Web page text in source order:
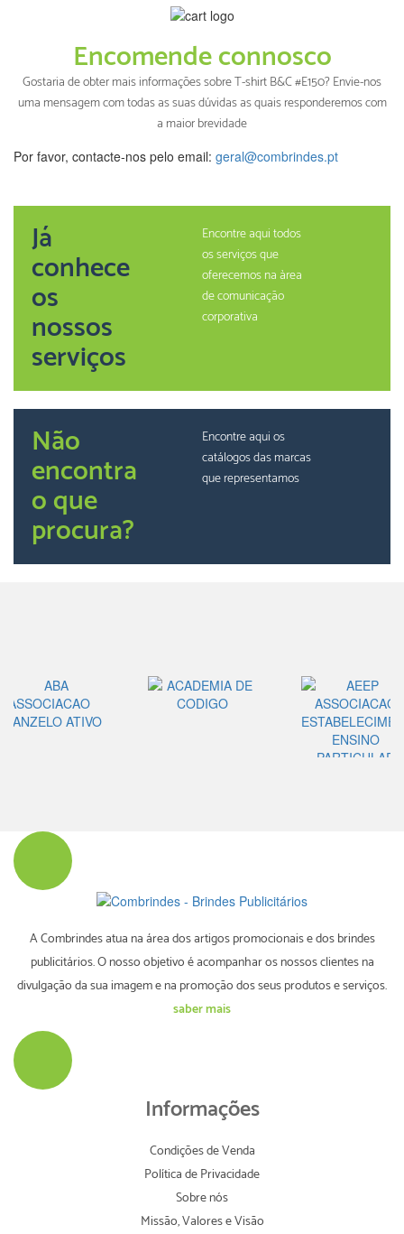
Encomende connosco
Gostaria de obter mais informações sobre T-shirt B&C #E150? Envie-nos
uma mensagem com todas as suas dúvidas as quais responderemos com
a maior brevidade
Por favor, contacte-nos pelo email: geral@combrindes.pt
Já
conhece
os
nossos
serviços
Encontre aqui todos
os serviços que
oferecemos na àrea
de comunicação
corporativa
Não
encontra
o que
procura?
Encontre aqui os
catálogos das marcas
que representamos
A Combrindes atua na área dos artigos promocionais e dos brindes
publicitários. O nosso objetivo é acompanhar os nossos clientes na
divulgação da sua imagem e na promoção dos seus produtos e serviços.
saber mais
Informações
Condições de Venda
Política de Privacidade
Sobre nós
Missão, Valores e Visão